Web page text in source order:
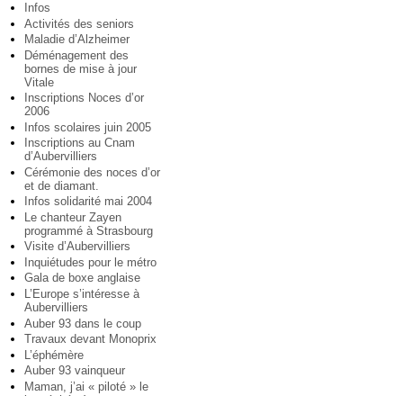
Infos
Activités des seniors
Maladie d’Alzheimer
Déménagement des
bornes de mise à jour
Vitale
Inscriptions Noces d’or
2006
Infos scolaires juin 2005
Inscriptions au Cnam
d’Aubervilliers
Cérémonie des noces d’or
et de diamant.
Infos solidarité mai 2004
Le chanteur Zayen
programmé à Strasbourg
Visite d’Aubervilliers
Inquiétudes pour le métro
Gala de boxe anglaise
L’Europe s’intéresse à
Aubervilliers
Auber 93 dans le coup
Travaux devant Monoprix
L’éphémère
Auber 93 vainqueur
Maman, j’ai « piloté » le